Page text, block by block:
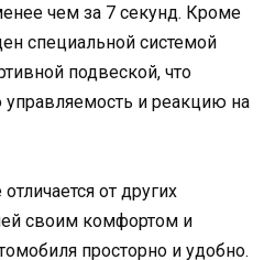
чем за 7 секунд. Кроме
специальной системой
подвеской, что
управляемость и реакцию на
от других
своим комфортом и
просторно и удобно.